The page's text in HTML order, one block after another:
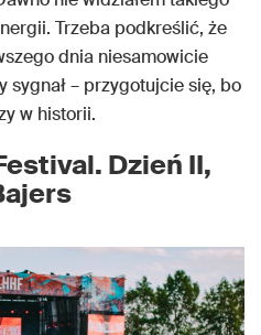
Trzeba podkreślić, że
dnia niesamowicie
sygnał – przygotujcie się, bo
w historii.
Dzień II,